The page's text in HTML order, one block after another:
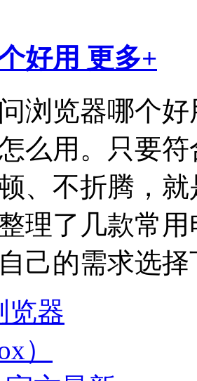
好用 更多+
浏览器哪个
么用。只要
、不折腾，
理了几款常
己的需求选择